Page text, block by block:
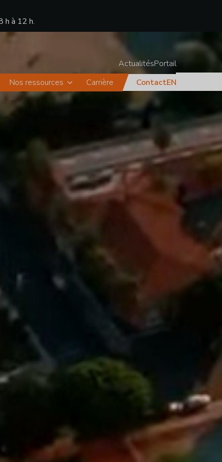
h à 12 h.
ActualitésPortail
Nos ressources
Carrière ContactEN